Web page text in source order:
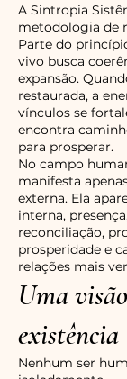
A Sintropia
metodologia de
Parte do
vivo busca
expansão.
restaurada, a
vínculos se
encontra
para prosperar.
No campo
manifesta
externa. Ela
interna,
reconciliação,
prosperidade e
relações mais
Uma
existência
Nenhum ser